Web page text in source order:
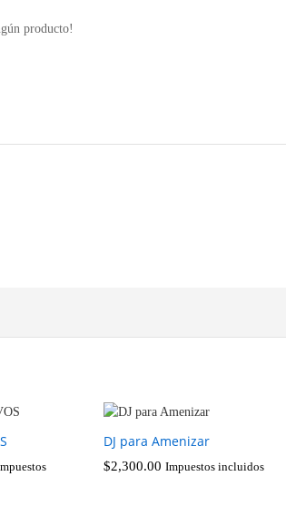
producto!
DJ para Amenizar
$2,300.00 Impuestos incluidos